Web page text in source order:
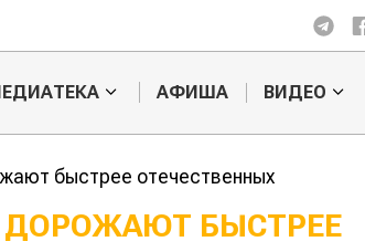
АФИША ВИДЕО
быстрее отечественных
БЫСТРЕЕ